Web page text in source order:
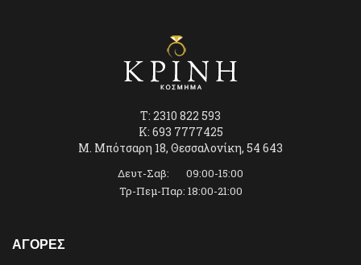
T: 2310 822 593
K: 693 7777425
Μ. Μπότσαρη 18, Θεσσαλονίκη, 54 643
Δευτ-Σαβ: 09:00-15:00
Τρ-Πεμ-Παρ: 18:00-21:00
ΑΓΟΡΕΣ